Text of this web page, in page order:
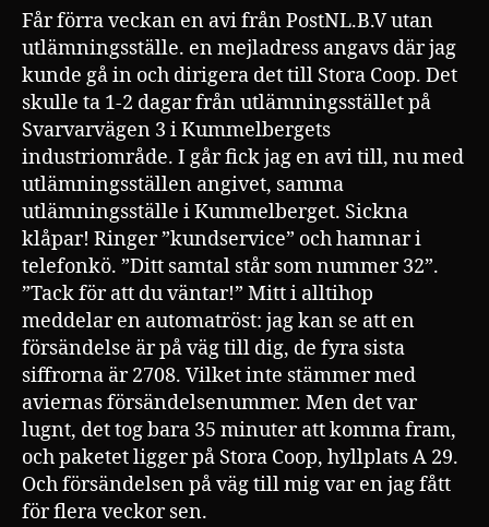
gäller
Får förra veckan en avi från PostNL.B.V utan
utlämningsställe. en mejladress angavs där jag
kunde gå in och dirigera det till Stora Coop. Det
skulle ta 1-2 dagar från utlämningsstället på
Svarvarvägen 3 i Kummelbergets
industriområde. I går fick jag en avi till, nu med
utlämningsställen angivet, samma
utlämningsställe i Kummelberget. Sickna
klåpar! Ringer ”kundservice” och hamnar i
telefonkö. ”Ditt samtal står som nummer 32”.
”Tack för att du väntar!” Mitt i alltihop
meddelar en automatröst: jag kan se att en
försändelse är på väg till dig, de fyra sista
siffrorna är 2708. Vilket inte stämmer med
aviernas försändelsenummer. Men det var
lugnt, det tog bara 35 minuter att komma fram,
och paketet ligger på Stora Coop, hyllplats A 29.
Och försändelsen på väg till mig var en jag fått
för flera veckor sen.